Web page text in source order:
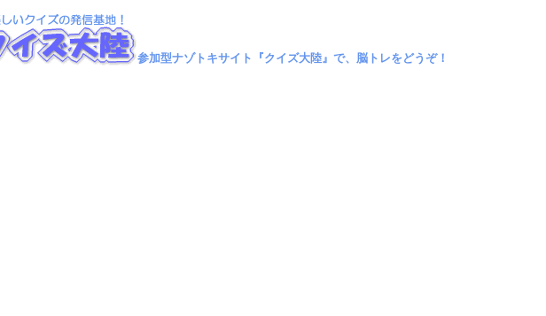
参加型ナゾトキサイト『クイズ大陸』で、脳トレをどうぞ！